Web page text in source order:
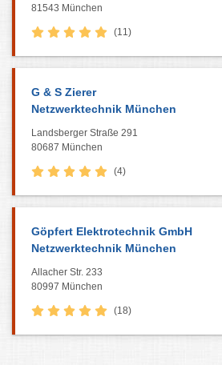
81543 München
(11)
G & S Zierer
Netzwerktechnik München
Landsberger Straße 291
80687 München
(4)
Göpfert Elektrotechnik GmbH
Netzwerktechnik München
Allacher Str. 233
80997 München
(18)